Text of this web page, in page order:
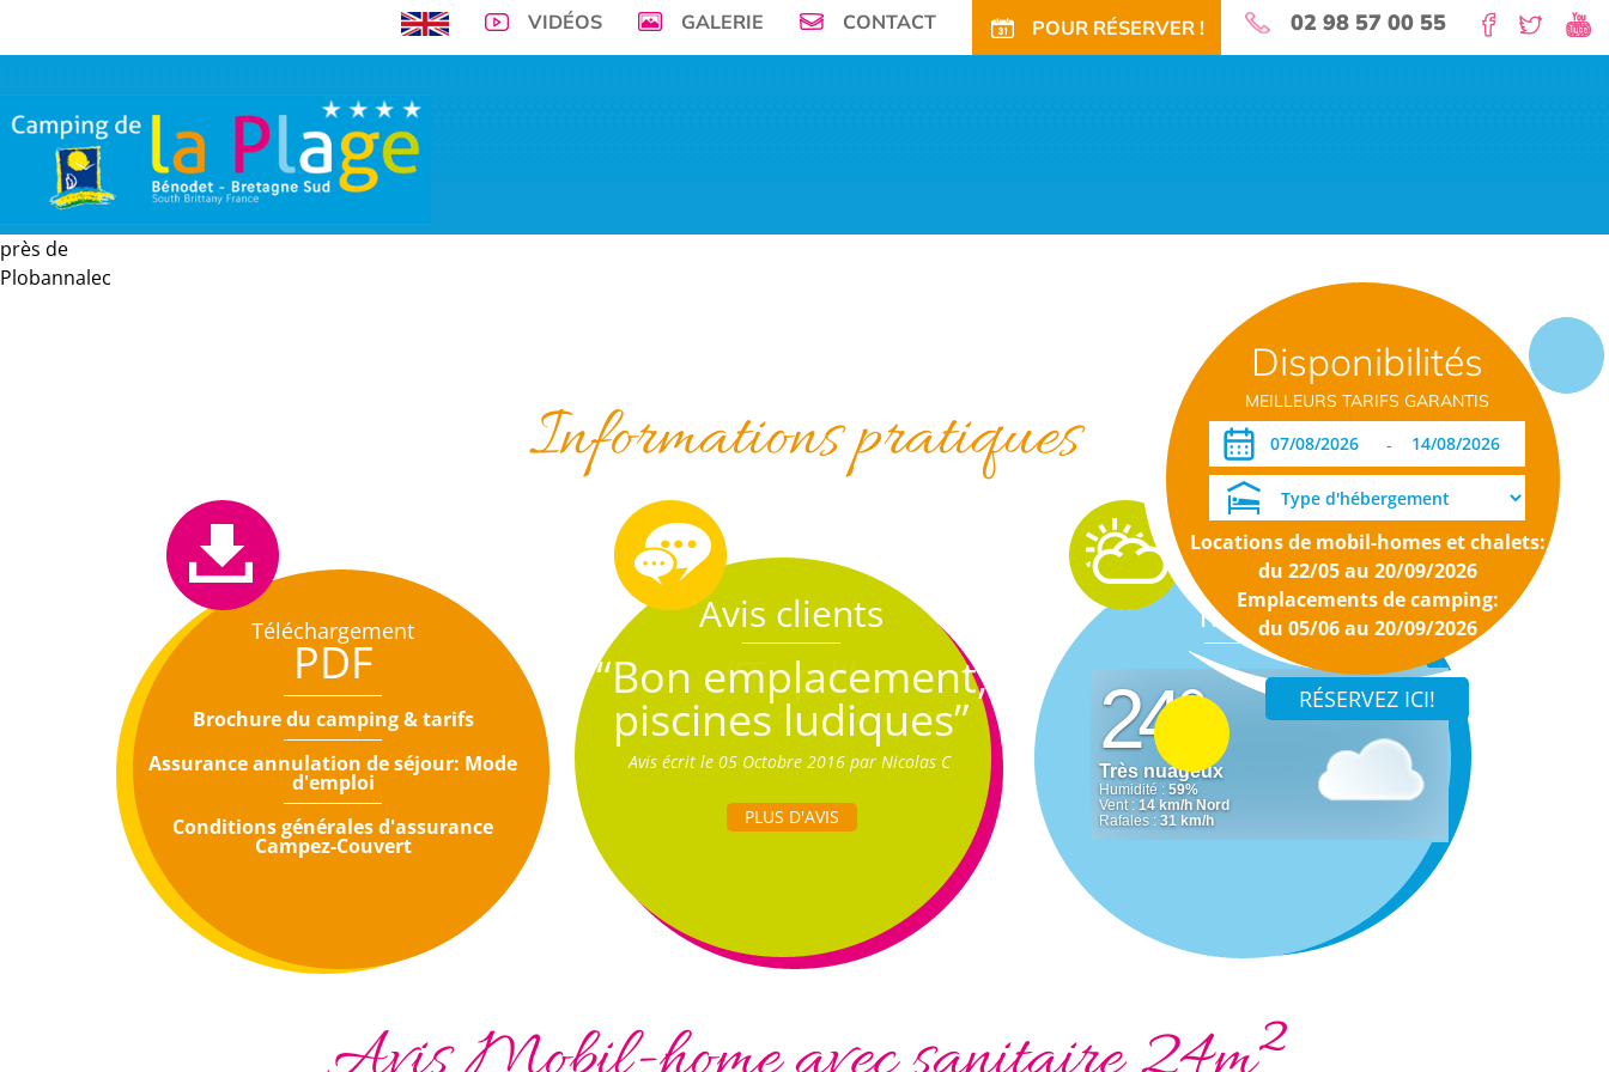
VIDÉOS GALERIE CONTACT POUR RÉSERVER ! 02 98 57 00 55
vous offre son petit paradis en pleine nature pour vos vacances!
TÉLÉCHARGEMENT PDF DATES OUVERTURE RÉSERVATION
Disponibilités
MEILLEURS TARIFS GARANTIS
-
Locations de mobil-homes et chalets:
du 22/05 au 20/09/2026
Emplacements de camping:
du 05/06 au 20/09/2026
près de
Plobannalec
Informations pratiques
Téléchargement
PDF
Brochure du camping & tarifs
Assurance annulation de séjour: Mode
d'emploi
Conditions générales d'assurance
Campez-Couvert
Avis clients
“Bon emplacement,
piscines ludiques”
Avis écrit le 05 Octobre 2016 par Nicolas C
PLUS D'AVIS
Météo